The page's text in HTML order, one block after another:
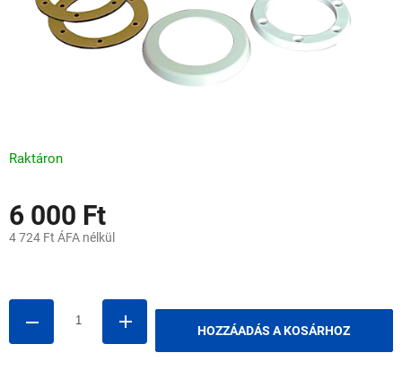
6 000 Ft
4 724 Ft ÁFA nélkül
Raktáron
HOZZÁADÁS A KOSÁRHOZ